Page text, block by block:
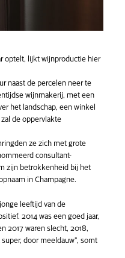
optelt, lijkt wijnproductie hier
naast de percelen neer te
wijnmakerij, met een
het landschap, een winkel
de oppervlakte
ze zich met grote
consultant-
zijn betrokkenheid bij het
in Champagne.
leeftijd van de
2014 was een goed jaar,
2017 waren slecht, 2018,
door meeldauw”, somt